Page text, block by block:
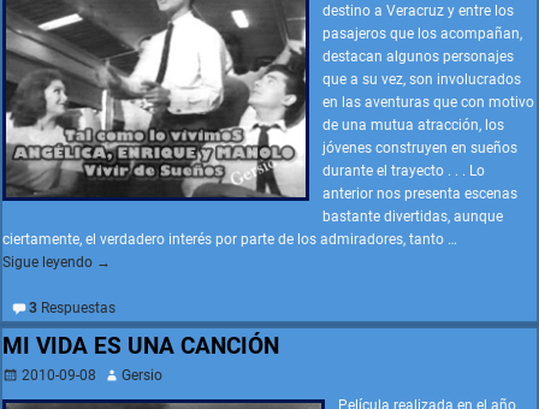
destino a Veracruz y entre los
pasajeros que los acompañan,
destacan algunos personajes
que a su vez, son involucrados
en las aventuras que con motivo
de una mutua atracción, los
jóvenes construyen en sueños
durante el trayecto . . . Lo
anterior nos presenta escenas
bastante divertidas, aunque
ciertamente, el verdadero interés por parte de los admiradores, tanto …
Sigue leyendo →
3Respuestas
MI VIDA ES UNA CANCIÓN
2010-09-08
Gersio
Película realizada en el año